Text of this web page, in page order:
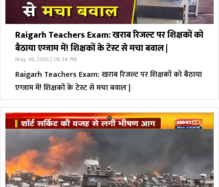
Raigarh Teachers Exam: खराब रिजल्ट पर शिक्षकों को
बैठाया एग्जाम में! शिक्षकों के टेस्ट से मचा बवाल |
May 06, 2026 | 08:34 PM
Raigarh Teachers Exam: खराब रिजल्ट पर शिक्षकों को बैठाया
एग्जाम में! शिक्षकों के टेस्ट से मचा बवाल |